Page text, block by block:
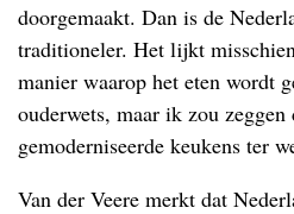
doorgemaakt. Dan is de
traditioneler. Het lijkt
manier waarop het eten wordt
ouderwets, maar ik zou zeggen
gemoderniseerde keukens ter
Van der Veere merkt dat